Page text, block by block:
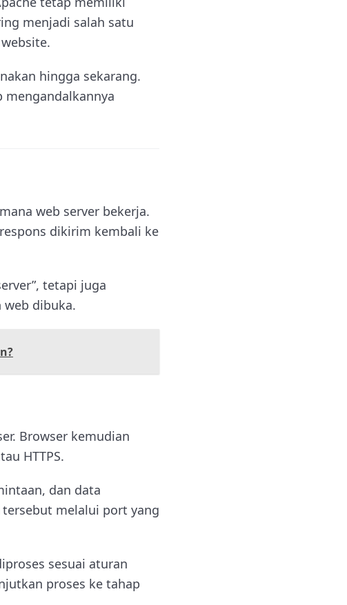
menjadi salah satu
hingga sekarang.
mengandalkannya
web server bekerja.
dikirim kembali ke
tetapi juga
dibuka.
Browser kemudian
HTTPS.
dan data
melalui port yang
sesuai aturan
proses ke tahap